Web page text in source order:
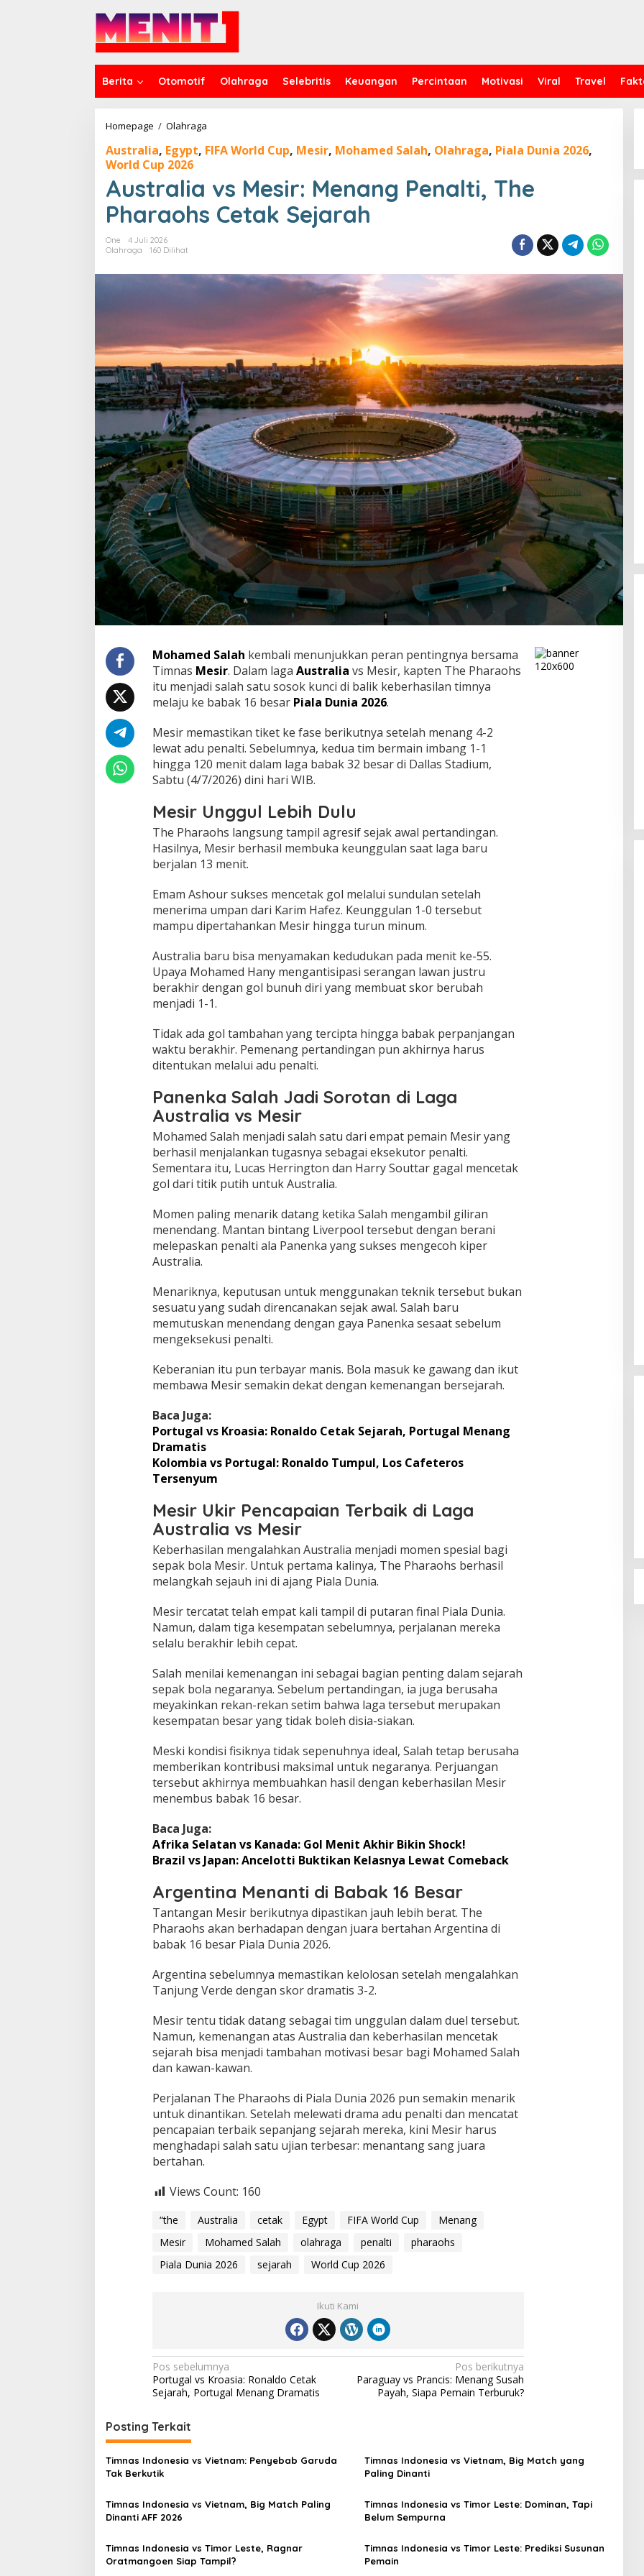
Berita Otomotif Olahraga Selebritis Keuangan Percintaan Motivasi Viral Travel
Homepage / Olahraga
Mesir:
The
Cetak
Australia, Egypt, FIFA World Cup, Mesir, Mohamed Salah, Olahraga, Piala Dunia 2026,
World Cup 2026
Australia vs Mesir: Menang Penalti, The
Pharaohs Cetak Sejarah
One
4 Juli 2026
Olahraga
160 Dilihat
Mohamed Salah kembali menunjukkan peran pentingnya bersama
Timnas Mesir. Dalam laga Australia vs Mesir, kapten The Pharaohs
itu menjadi salah satu sosok kunci di balik keberhasilan timnya
melaju ke babak 16 besar Piala Dunia 2026.
Mesir memastikan tiket ke fase berikutnya setelah menang 4-2
lewat adu penalti. Sebelumnya, kedua tim bermain imbang 1-1
hingga 120 menit dalam laga babak 32 besar di Dallas Stadium,
Sabtu (4/7/2026) dini hari WIB.
Mesir Unggul Lebih Dulu
The Pharaohs langsung tampil agresif sejak awal pertandingan.
Hasilnya, Mesir berhasil membuka keunggulan saat laga baru
berjalan 13 menit.
Emam Ashour sukses mencetak gol melalui sundulan setelah
menerima umpan dari Karim Hafez. Keunggulan 1-0 tersebut
mampu dipertahankan Mesir hingga turun minum.
Australia baru bisa menyamakan kedudukan pada menit ke-55.
Upaya Mohamed Hany mengantisipasi serangan lawan justru
berakhir dengan gol bunuh diri yang membuat skor berubah
menjadi 1-1.
Tidak ada gol tambahan yang tercipta hingga babak perpanjangan
waktu berakhir. Pemenang pertandingan pun akhirnya harus
ditentukan melalui adu penalti.
Panenka Salah Jadi Sorotan di Laga
Australia vs Mesir
Mohamed Salah menjadi salah satu dari empat pemain Mesir yang
berhasil menjalankan tugasnya sebagai eksekutor penalti.
Sementara itu, Lucas Herrington dan Harry Souttar gagal mencetak
gol dari titik putih untuk Australia.
Momen paling menarik datang ketika Salah mengambil giliran
menendang. Mantan bintang Liverpool tersebut dengan berani
melepaskan penalti ala Panenka yang sukses mengecoh kiper
Australia.
Menariknya, keputusan untuk menggunakan teknik tersebut bukan
sesuatu yang sudah direncanakan sejak awal. Salah baru
memutuskan menendang dengan gaya Panenka sesaat sebelum
mengeksekusi penalti.
Keberanian itu pun terbayar manis. Bola masuk ke gawang dan ikut
membawa Mesir semakin dekat dengan kemenangan bersejarah.
Baca Juga:
Portugal vs Kroasia: Ronaldo Cetak Sejarah, Portugal Menang
Dramatis
Kolombia vs Portugal: Ronaldo Tumpul, Los Cafeteros
Tersenyum
Mesir Ukir Pencapaian Terbaik di Laga
Australia vs Mesir
Keberhasilan mengalahkan Australia menjadi momen spesial bagi
sepak bola Mesir. Untuk pertama kalinya, The Pharaohs berhasil
melangkah sejauh ini di ajang Piala Dunia.
Mesir tercatat telah empat kali tampil di putaran final Piala Dunia.
Namun, dalam tiga kesempatan sebelumnya, perjalanan mereka
selalu berakhir lebih cepat.
Salah menilai kemenangan ini sebagai bagian penting dalam sejarah
sepak bola negaranya. Sebelum pertandingan, ia juga berusaha
meyakinkan rekan-rekan setim bahwa laga tersebut merupakan
kesempatan besar yang tidak boleh disia-siakan.
Meski kondisi fisiknya tidak sepenuhnya ideal, Salah tetap berusaha
memberikan kontribusi maksimal untuk negaranya. Perjuangan
tersebut akhirnya membuahkan hasil dengan keberhasilan Mesir
menembus babak 16 besar.
Baca Juga:
Afrika Selatan vs Kanada: Gol Menit Akhir Bikin Shock!
Brazil vs Japan: Ancelotti Buktikan Kelasnya Lewat Comeback
Argentina Menanti di Babak 16 Besar
Tantangan Mesir berikutnya dipastikan jauh lebih berat. The
Pharaohs akan berhadapan dengan juara bertahan Argentina di
babak 16 besar Piala Dunia 2026.
Argentina sebelumnya memastikan kelolosan setelah mengalahkan
Tanjung Verde dengan skor dramatis 3-2.
Mesir tentu tidak datang sebagai tim unggulan dalam duel tersebut.
Namun, kemenangan atas Australia dan keberhasilan mencetak
sejarah bisa menjadi tambahan motivasi besar bagi Mohamed Salah
dan kawan-kawan.
Perjalanan The Pharaohs di Piala Dunia 2026 pun semakin menarik
untuk dinantikan. Setelah melewati drama adu penalti dan mencatat
pencapaian terbaik sepanjang sejarah mereka, kini Mesir harus
menghadapi salah satu ujian terbesar: menantang sang juara
bertahan.
Views Count: 160
“the Australia cetak Egypt FIFA World Cup
Menang
Mesir
Mohamed Salah olahraga penalti
pharaohs
Piala Dunia 2026
sejarah World Cup 2026
Ikuti Kami
Navigasi
pos
Pos sebelumnya
Portugal vs Kroasia: Ronaldo Cetak
Sejarah, Portugal Menang Dramatis
Pos berikutnya
Paraguay vs Prancis: Menang Susah
Payah, Siapa Pemain Terburuk?
Posting Terkait
Timnas Indonesia vs Vietnam: Penyebab Garuda
Tak Berkutik
Timnas Indonesia vs Vietnam, Big Match yang
Paling Dinanti
Timnas Indonesia vs Vietnam, Big Match Paling
Dinanti AFF 2026
Timnas Indonesia vs Timor Leste: Dominan, Tapi
Belum Sempurna
Timnas Indonesia vs Timor Leste, Ragnar
Oratmangoen Siap Tampil?
Timnas Indonesia vs Timor Leste: Prediksi Susunan
Pemain
Di Berita, Nasional, Politik